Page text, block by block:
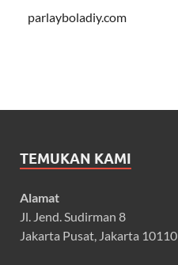
parlayboladiy.com
TEMUKAN KAMI
Alamat
Jl. Jend. Sudirman 8
Jakarta Pusat, Jakarta 10110